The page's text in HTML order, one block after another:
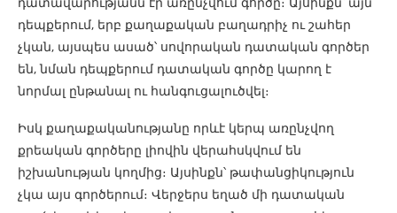
դեպքերում, երբ քաղաքական բաղադրիչ ու շահեր
չկան, այսպես ասած՝ սովորական դատական գործեր
են, նման դեպքերում դատական գործը կարող է
նորմալ ընթանալ ու հանգուցալուծվել։
Իսկ քաղաքականությանը որևէ կերպ առընչվող
քրեական գործերը լիովին վերահսկվում են
իշխանության կողմից։ Այսինքն՝ թափանցիկություն
չկա այս գործերում։ Վերջերս եղած մի դատական